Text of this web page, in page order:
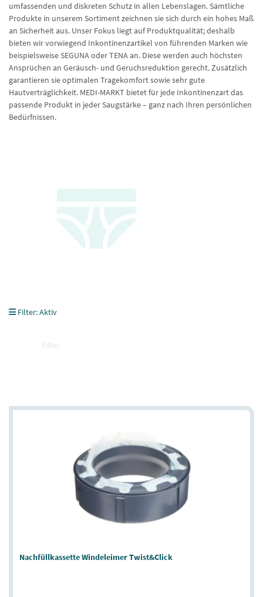
umfassenden und diskreten Schutz in allen Lebenslagen. Sämtliche
Produkte in unserem Sortiment zeichnen sie sich durch ein hohes Maß
an Sicherheit aus. Unser Fokus liegt auf Produktqualität; deshalb
bieten wir vorwiegend Inkontinenzartikel von führenden Marken wie
beispielsweise SEGUNA oder TENA an. Diese werden auch höchsten
Ansprüchen an Geräusch- und Geruchsreduktion gerecht. Zusätzlich
garantieren sie optimalen Tragekomfort sowie sehr gute
Hautverträglichkeit. MEDI-MARKT bietet für jede Inkontinenzart das
passende Produkt in jeder Saugstärke – ganz nach Ihren persönlichen
Bedürfnissen.
Filter:Aktiv
Filter
Nachfüllkassette Windeleimer Twist&Click